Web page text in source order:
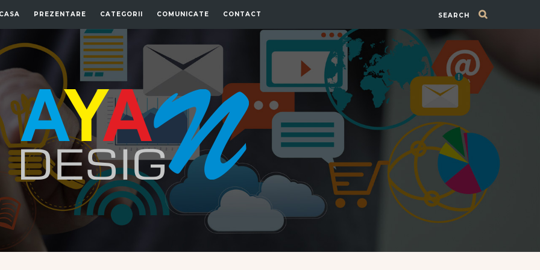
SEARCH
PREZENTARE CATEGORII COMUNICATE CONTACT